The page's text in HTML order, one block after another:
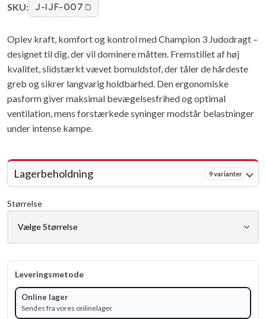
SKU: J-IJF-007
Oplev kraft, komfort og kontrol med Champion 3 Judodragt –
designet til dig, der vil dominere måtten. Fremstillet af høj
kvalitet, slidstærkt vævet bomuldstof, der tåler de hårdeste
greb og sikrer langvarig holdbarhed. Den ergonomiske
pasform giver maksimal bevægelsesfrihed og optimal
ventilation, mens forstærkede syninger modstår belastninger
under intense kampe.
Lagerbeholdning 9 varianter
Størrelse
Leveringsmetode
Online lager
Sendes fra vores onlinelager